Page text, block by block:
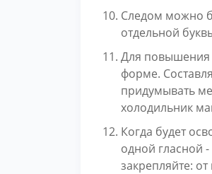
Следом можно
отдельной
Для повышения
форме.
придумывать
холодильник
Когда будет
одной гласной
закрепляйте: